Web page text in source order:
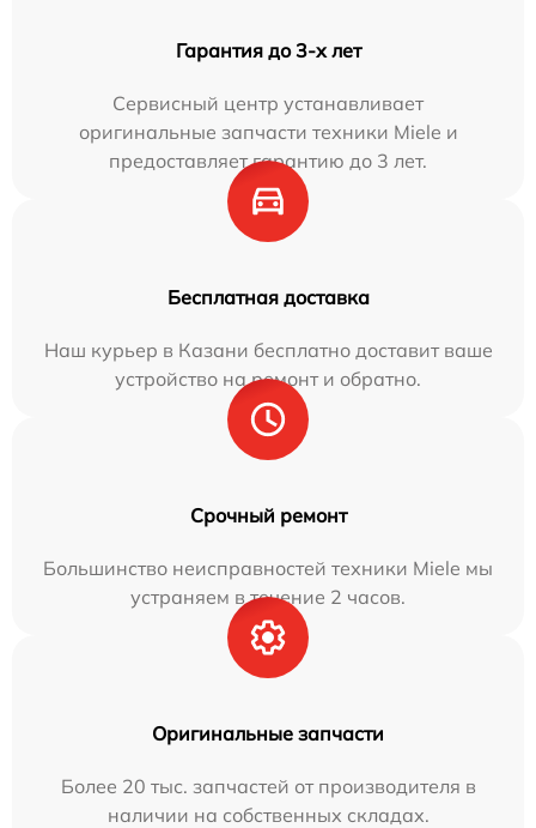
Гарантия до 3-х лет
Сервисный центр устанавливает
оригинальные запчасти техники Miele и
предоставляет гарантию до 3 лет.
Бесплатная доставка
Наш курьер в Казани бесплатно доставит ваше
устройство на ремонт и обратно.
Срочный ремонт
Большинство неисправностей техники Miele мы
устраняем в течение 2 часов.
Оригинальные запчасти
Более 20 тыс. запчастей от производителя в
наличии на собственных складах.